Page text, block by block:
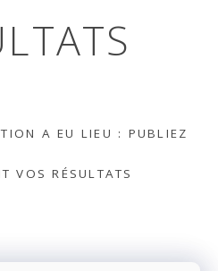
A EU LIEU : PUBLIEZ
VOS RÉSULTATS